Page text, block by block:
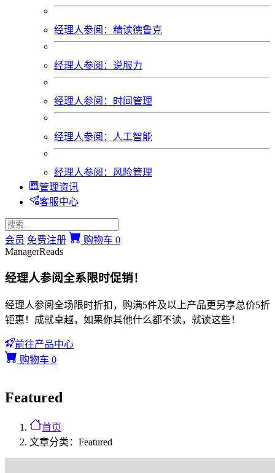
经理人参阅：精读德鲁克
经理人参阅：说服力
经理人参阅：时间管理
经理人参阅：人工智能
经理人参阅：风险管理
管理资讯
客服中心
会员 免费注册 购物车 0
ManagerReads
经理人参阅全系限时促销！
经理人参阅全场限时折扣，购满5件及以上产品更另享总价5折
钜惠！成就卓越，如果你其他什么都不读，就读这些！
前往产品中心
购物车 0
Featured
首页
文章分类：Featured